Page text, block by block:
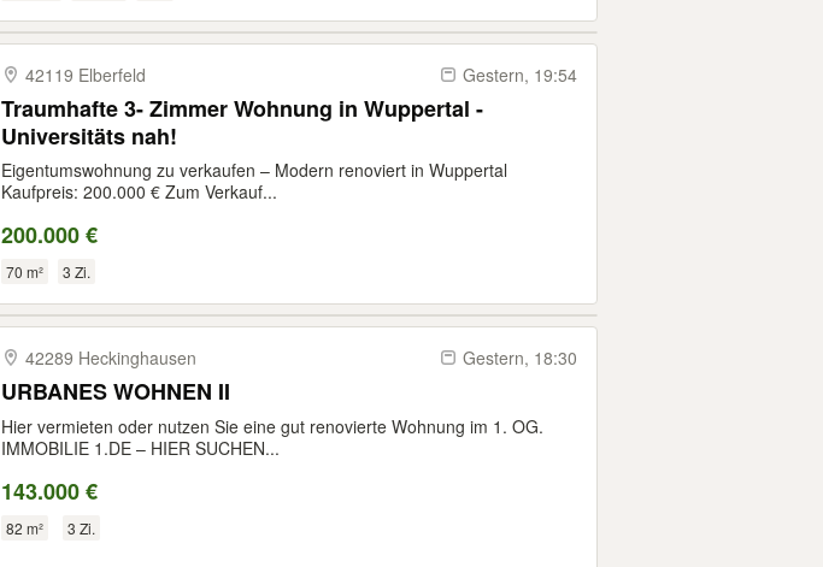
42119 Elberfeld Gestern, 19:54
Traumhafte 3- Zimmer Wohnung in Wuppertal -
Universitäts nah!
Eigentumswohnung zu verkaufen – Modern renoviert in Wuppertal
Kaufpreis: 200.000 € Zum Verkauf...
200.000 €
70 m² 3 Zi.
42289 Heckinghausen Gestern, 18:30
URBANES WOHNEN II
Hier vermieten oder nutzen Sie eine gut renovierte Wohnung im 1. OG.
IMMOBILIE 1.DE – HIER SUCHEN...
143.000 €
82 m² 3 Zi.